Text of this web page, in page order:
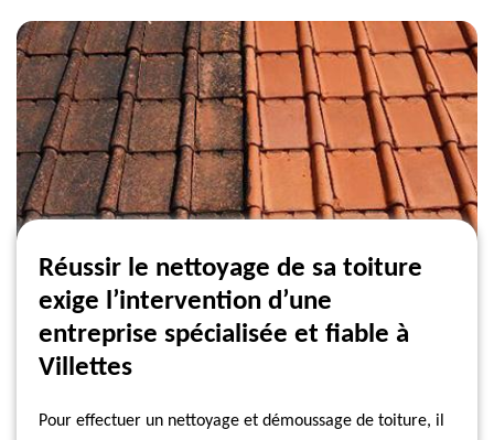
Réussir le nettoyage de sa toiture
exige l’intervention d’une
entreprise spécialisée et fiable à
Villettes
Pour effectuer un nettoyage et démoussage de toiture, il